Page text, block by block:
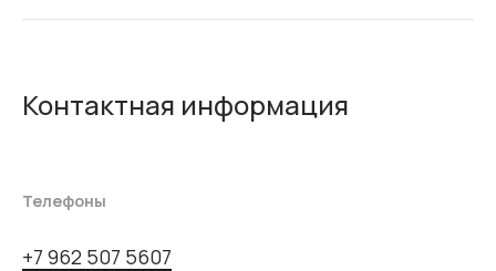
Контактная информация
Телефоны
+7 962 507 5607